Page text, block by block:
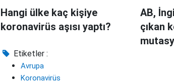
Hangi ülke kaç kişiye
koronavirüs aşısı yaptı?
AB,
çıkan
Etiketler :
Avrupa
Koronavirüs